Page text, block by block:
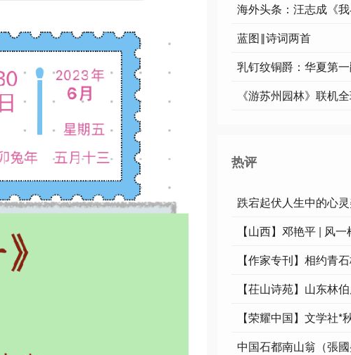
蓝图‖诗词两首
热评
【作家专刊】相约青
【荣耀中国】文学社*